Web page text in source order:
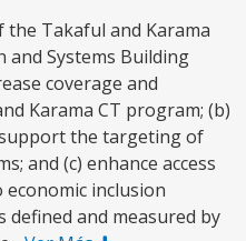
Takaful and Karama
and Systems Building
coverage and
Karama CT program; (b)
the targeting of
and (c) enhance access
inclusion
defined and measured by